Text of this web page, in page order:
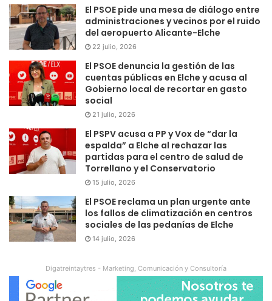
El PSOE pide una mesa de diálogo entre
administraciones y vecinos por el ruido
del aeropuerto Alicante-Elche
22 julio, 2026
El PSOE denuncia la gestión de las
cuentas públicas en Elche y acusa al
Gobierno local de recortar en gasto
social
21 julio, 2026
El PSPV acusa a PP y Vox de “dar la
espalda” a Elche al rechazar las
partidas para el centro de salud de
Torrellano y el Conservatorio
15 julio, 2026
El PSOE reclama un plan urgente ante
los fallos de climatización en centros
sociales de las pedanías de Elche
14 julio, 2026
Digatreintaytres - Marketing, Comunicación y Consultoría